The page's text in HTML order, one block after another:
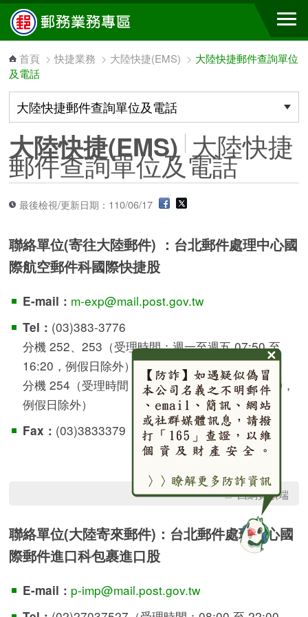
跳到主要內容區塊
首頁 >快捷業務 > 大陸快捷(EMS) > 大陸快捷郵件查詢單位
及電話
大陸快捷(EMS) 大陸快捷
郵件查詢單位及電話
最後檢視/更新日期：110/06/17
聯絡單位(寄往大陸郵件) ：台北郵件處理中心國
際航空郵件科國際快捷股
E-mail： m-exp@mail.post.gov.tw
Tel： (03)383-3776
分機 252、253（受理時間：週一至週五 07:50 至
16:20，例假日除外）
分機 254（受理時間：週一至週五 07:50 至 17:50，
例假日除外）
Fax： (03)3833379
回網頁頂端
聯絡單位(大陸寄來郵件)：台北郵件處理中心國
際郵件進口科包裹進口股
E-mail： p-imp@mail.post.gov.tw